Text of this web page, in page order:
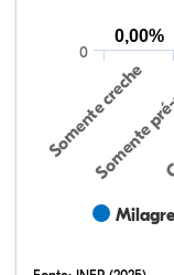
Somente creche
Somente
0
0,00%